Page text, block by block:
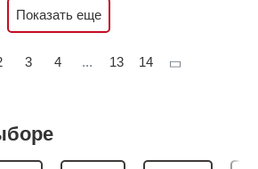
Показать еще
3 4 ... 13 14